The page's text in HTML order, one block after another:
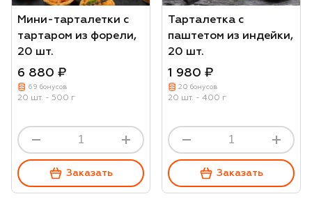
Мини-тарталетки с
тартаром из форели,
20 шт.
6 880 ₽
69 бонусов
20 шт. - 500 г
Заказать
Тарталетка с
паштетом из индейки,
20 шт.
1 980 ₽
20 бонусов
20 шт. - 400 г
Заказать